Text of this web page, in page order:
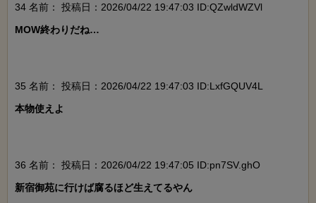
34 名前：
投稿日：2026/04/22 19:47:03 ID:QZwldWZVl
MOW終わりだね…
35 名前：
投稿日：2026/04/22 19:47:03 ID:LxfGQUV4L
本物使えよ
36 名前：
投稿日：2026/04/22 19:47:05 ID:pn7SV.ghO
新宿御苑に行けば腐るほど生えてるやん